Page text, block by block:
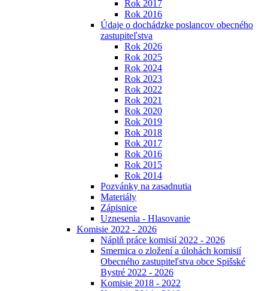
Rok 2017
Rok 2016
Údaje o dochádzke poslancov obecného
zastupiteľstva
Rok 2026
Rok 2025
Rok 2024
Rok 2023
Rok 2022
Rok 2021
Rok 2020
Rok 2019
Rok 2018
Rok 2017
Rok 2016
Rok 2015
Rok 2014
Pozvánky na zasadnutia
Materiály
Zápisnice
Uznesenia - Hlasovanie
Komisie 2022 - 2026
Náplň práce komisií 2022 - 2026
Smernica o zložení a úlohách komisií
Obecného zastupiteľstva obce Spišské
Bystré 2022 - 2026
Komisie 2018 - 2022